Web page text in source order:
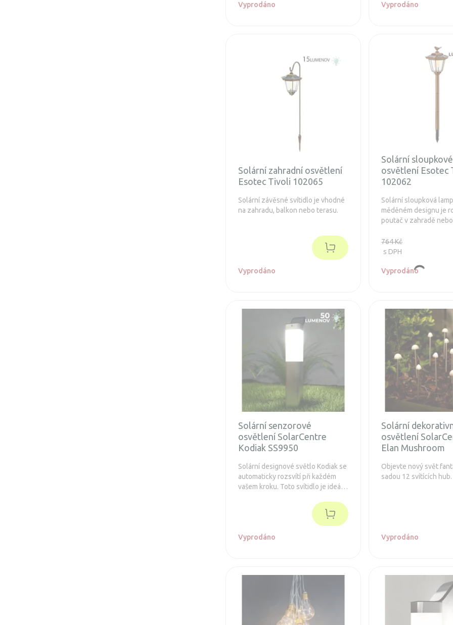
Vyprodáno Vyprodáno
Solární zahradní osvětlení
Esotec Tivoli 102065
Solární závěsné svítidlo je vhodné
na zahradu, balkon nebo terasu.
Vyprodáno
Solární sloupkové
osvětlení Esotec
102062
Solární sloupková
měděném designu je
poutač v zahradě
romantickou náladu.
764 Kč
s DPH
Vyprodáno
Solární senzorové
osvětlení SolarCentre
Kodiak SS9950
Solární designové světlo Kodiak se
automaticky rozsvítí při každém
vašem kroku. Toto svítidlo je ideální
zavést klasické svítidla napájené
Vyprodáno
Solární
osvětlení
Elan Mushroom
Objevte nový svět
sadou 12 svítících hub.
Vyprodáno